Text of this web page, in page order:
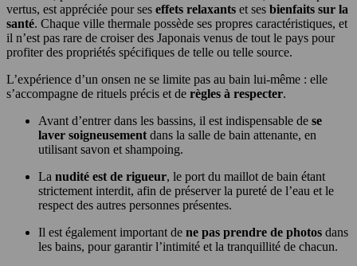
vertus, est appréciée pour ses effets relaxants et ses bienfaits sur la
santé. Chaque ville thermale possède ses propres caractéristiques, et
il n’est pas rare de croiser des Japonais venus de tout le pays pour
profiter des propriétés spécifiques de telle ou telle source.
L’expérience d’un onsen ne se limite pas au bain lui-même : elle
s’accompagne de rituels précis et de règles à respecter.
Avant d’entrer dans les bassins, il est indispensable de se
laver soigneusement dans la salle de bain attenante, en
utilisant savon et shampoing.
La nudité est de rigueur, le port du maillot de bain étant
strictement interdit, afin de préserver la pureté de l’eau et le
respect des autres personnes présentes.
Il est également important de ne pas prendre de photos dans
les bains, pour garantir l’intimité et la tranquillité de chacun.